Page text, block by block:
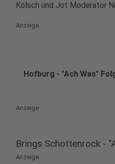
Kölsch und Jot Moderator
Anzeige
Hofburg - "Ach Was"
Anzeige
Brings Schottenrock -
Anzeige